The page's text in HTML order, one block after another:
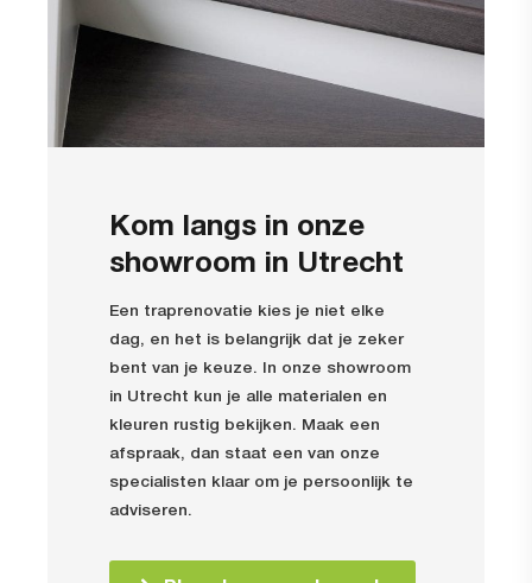
Kom langs in onze
showroom in Utrecht
Een traprenovatie kies je niet elke
dag, en het is belangrijk dat je zeker
bent van je keuze. In onze showroom
in Utrecht kun je alle materialen en
kleuren rustig bekijken. Maak een
afspraak, dan staat een van onze
specialisten klaar om je persoonlijk te
adviseren.